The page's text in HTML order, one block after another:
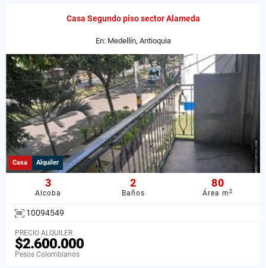
Casa Segundo piso sector Alameda
En: Medellín, Antioquia
Casa Alquiler
3
Alcoba
2
Baños
80
Área m2
10094549
PRECIO ALQUILER
$2.600.000
Pesos Colombianos